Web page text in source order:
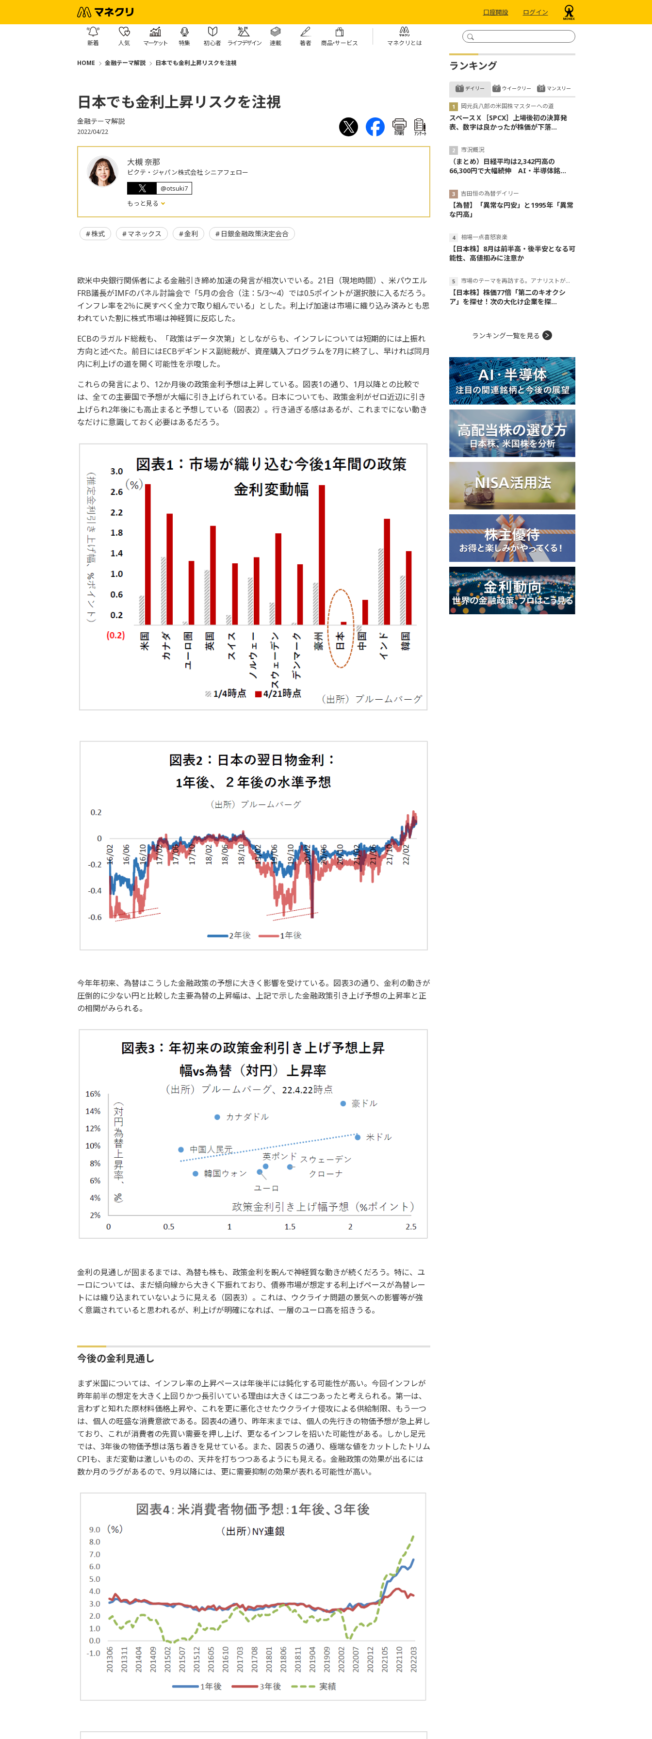
口座開設 ログイン
新着 人気 マーケット 特集 初心者 ライフデザイン 連載 著者 商品・サービス マネクリとは
HOME 金融テーマ解説 日本でも金利上昇リスクを注視
日本でも金利上昇リスクを注視
金融テーマ解説
2022/04/22 印刷 ｱﾝｹｰﾄ
大槻 奈那
ピクテ・ジャパン株式会社 シニアフェロー
@otsuki7
もっと見る
株式 マネックス 金利 日銀金融政策決定会合
欧米中央銀行関係者による金融引き締め加速の発言が相次いでいる。21日（現地時間）、米パウエル
FRB議長がIMFのパネル討論会で「5月の会合（注：5/3～4）では0.5ポイントが選択肢に入るだろう。
インフレ率を2％に戻すべく全力で取り組んでいる」とした。利上げ加速は市場に織り込み済みとも思
われていた割に株式市場は神経質に反応した。
ECBのラガルド総裁も、「政策はデータ次第」としながらも、インフレについては短期的には上振れ
方向と述べた。前日にはECBデギンドス副総裁が、資産購入プログラムを7月に終了し、早ければ同月
内に利上げの道を開く可能性を示唆した。
これらの発言により、12か月後の政策金利予想は上昇している。図表1の通り、1月以降との比較で
は、全ての主要国で予想が大幅に引き上げられている。日本についても、政策金利がゼロ近辺に引き
上げられ2年後にも高止まると予想している（図表2）。行き過ぎる感はあるが、これまでにない動き
なだけに意識しておく必要はあるだろう。
今年年初来、為替はこうした金融政策の予想に大きく影響を受けている。図表3の通り、金利の動きが
圧倒的に少ない円と比較した主要為替の上昇幅は、上記で示した金融政策引き上げ予想の上昇率と正
の相関がみられる。
金利の見通しが固まるまでは、為替も株も、政策金利を睨んで神経質な動きが続くだろう。特に、ユ
ーロについては、まだ傾向線から大きく下振れており、債券市場が想定する利上げペースが為替レー
トには織り込まれていないように見える（図表3）。これは、ウクライナ問題の景気への影響等が強
く意識されていると思われるが、利上げが明確になれば、一層のユーロ高を招きうる。
今後の金利見通し
まず米国については、インフレ率の上昇ペースは年後半には鈍化する可能性が高い。今回インフレが
昨年前半の想定を大きく上回りかつ長引いている理由は大きくは二つあったと考えられる。第一は、
言わずと知れた原材料価格上昇や、これを更に悪化させたウクライナ侵攻による供給制限、もう一つ
は、個人の旺盛な消費意欲である。図表4の通り、昨年末までは、個人の先行きの物価予想が急上昇し
ており、これが消費者の先買い需要を押し上げ、更なるインフレを招いた可能性がある。しかし足元
では、3年後の物価予想は落ち着きを見せている。また、図表５の通り、極端な値をカットしたトリム
CPIも、まだ変動は激しいものの、天井を打ちつつあるようにも見える。金融政策の効果が出るには
数か月のラグがあるので、9月以降には、更に需要抑制の効果が表れる可能性が高い。
ランキング
デイリー
岡元兵八郎の米国株マスターへの道
スペースＸ［SPCX］上場後初の決算発
表、数字は良かったが株価が下落...
市況概況
（まとめ）日経平均は2,342円高の
66,300円で大幅続伸 AI・半導体銘...
吉田恒の為替デイリー
【為替】「異常な円安」と1995年「異常
な円高」
相場一点喜怒哀楽
【日本株】8月は前半高・後半安となる可
能性、高値掴みに注意か
市場のテーマを再訪する。アナリストが読み解くテーマの本質
【日本株】株価77倍「第二のキオクシ
ア」を探せ！次の大化け企業を探...
ウイークリー マンスリー
ランキング一覧を見る